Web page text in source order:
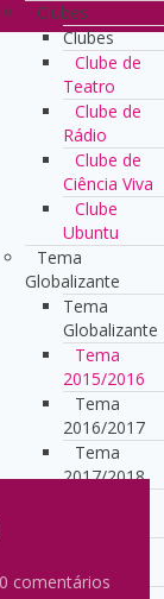
Clubes
Clubes
Clube de
Teatro
Clube de
Rádio
Clube de
Ciência Viva
Clube
Ubuntu
Tema
Globalizante
Tema
Globalizante
Tema
2015/2016
Tema
2016/2017
Tema
2017/2018
2022/2023
0 comentários